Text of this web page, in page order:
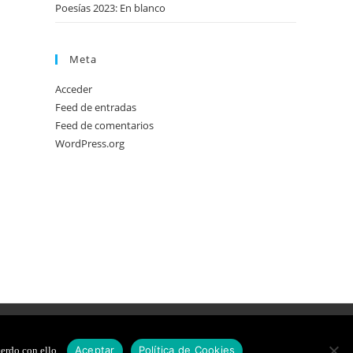
Poesías 2023: En blanco
Meta
Acceder
Feed de entradas
Feed de comentarios
WordPress.org
COOKIES DISEÑO WEB
con ello. Aceptar Política de Cookies